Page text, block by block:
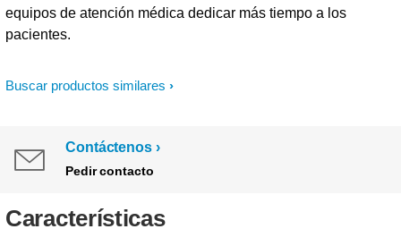
Buscar productos similares
equipos de atención médica dedicar más tiempo a los
pacientes.
Contáctenos
Pedir contacto
Características